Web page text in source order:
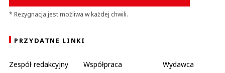
* Rezygnacja jest możliwa w każdej chwili.
PRZYDATNE LINKI
Zespół redakcyjny Współpraca
Wydawca